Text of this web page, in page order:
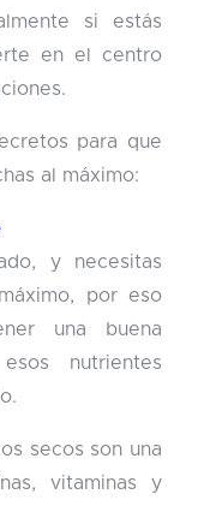
si estás
en el centro
para que
al máximo:
y necesitas
por eso
una buena
nutrientes
secos son una
vitaminas y